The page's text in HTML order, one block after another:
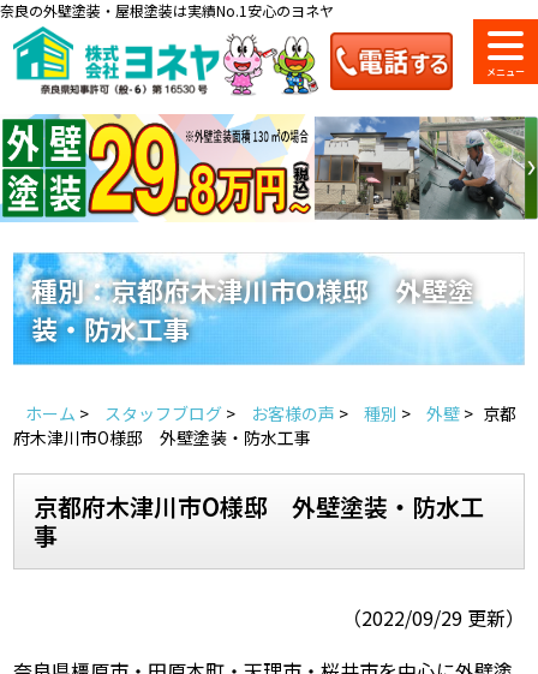
奈良の外壁塗装・屋根塗装は実績No.1安心のヨネヤ
料金一覧 会社案内 ショールーム
のご紹介
来店予約 お電話
地域の事例がいっぱい
Home
種別：京都府木津川市O様邸 外壁塗
装・防水工事
ホーム > スタッフブログ > お客様の声 > 種別 > 外壁 > 京都
府木津川市O様邸 外壁塗装・防水工事
京都府木津川市O様邸 外壁塗装・防水工
事
（2022/09/29 更新）